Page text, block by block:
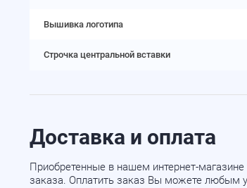
Вышивка логотипа
Строчка центральной вставки
Доставка и оплата
Приобретенные в нашем интернет-
заказа. Оплатить заказ Вы можете любым